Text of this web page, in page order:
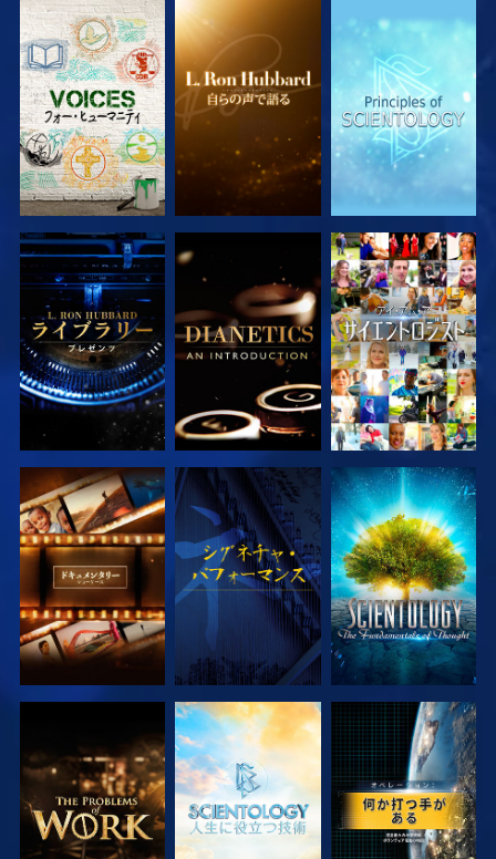
シリーズを探求 シリーズを探求 シリーズを探求
シリーズを探求 シリーズを探求 観る
シリーズを探求 観る シリーズを探求
シリーズを探求 シリーズを探求 観る